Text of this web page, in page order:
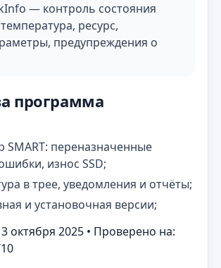
— контроль состояния
ресурс,
предупреждения о
программа
SMART: переназначенные
износ SSD;
в трее, уведомления и отчёты;
и установочная версии;
октября 2025 • Проверено на: